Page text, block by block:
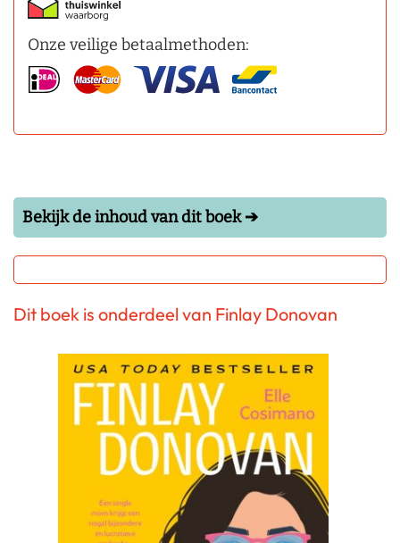
Onze veilige betaalmethoden:
Bekijk de inhoud van dit boek ➔
Dit boek is onderdeel van Finlay Donovan